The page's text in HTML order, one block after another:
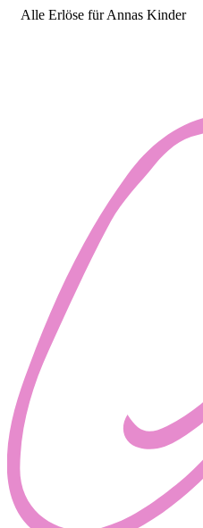
Alle Erlöse für Annas Kinder